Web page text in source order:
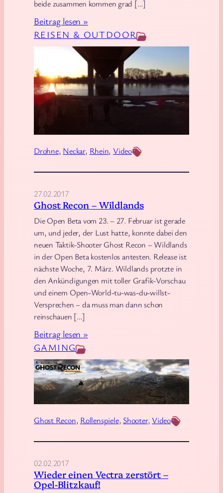
e
P
e
t
e
–
W
a
s
e
n
t
l
i
c
h
W
a
e
i
t
?
REISEN & OUTDOOR
Drohne, Neckar, Rhein, Video
beide zusammen kommen grad […]
Beitrag lesen »:
F
l
i
e
g
e
F
l
s
:
D
r
o
n
e
e
c
k
a
u
n
h
GAMING
Ghost Recon, Rollenspiele, Shooter, Video
27.02.2017
Ghost Recon – Wildlands
Die Open Beta vom 23. – 27. Februar ist gerade
um, und jeder, der Lust hatte, konnte dabei den
neuen Taktik-Shooter Ghost Recon – Wildlands
in der Open Beta kostenlos antesten. Release ist
nächste Woche, 7. März. Wildlands protzte in
den Ankündigungen mit toller Grafik-Vorschau
und einem Open-World-tu-was-du-willst-
Versprechen – da muss man dann schon
reinschauen […]
Beitrag lesen »:
h
o
s
t
R
e
c
–
02.02.2017
Wieder einen Vectra zerstört –
Opel-Blitzkauf!